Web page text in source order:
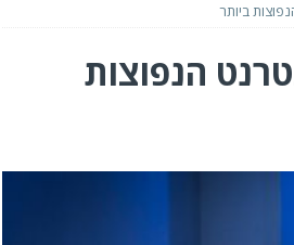
ביותר
הנפוצות